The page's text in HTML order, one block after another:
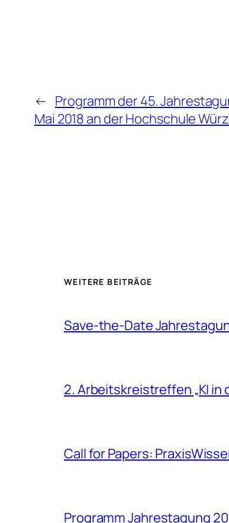
← Programm der 45.
Mai 2018 an der Hochschule
WEITERE BEITRÄGE
Save-the-Date
2. Arbeitskreistreffen „KI in
Call for Papers:
Programm Jahrestagung